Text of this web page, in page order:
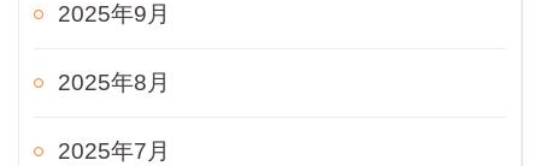
2025年9月
2025年8月
2025年7月